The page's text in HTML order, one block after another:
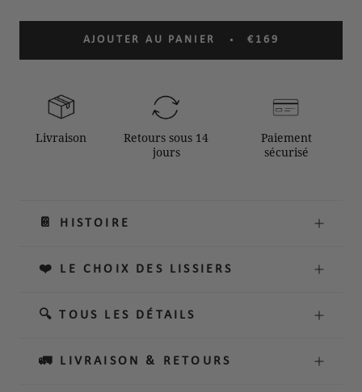
AJOUTER AU PANIER €169
Livraison
Retours sous 14
jours
Paiement
sécurisé
📔 HISTOIRE
❤️ LE CHOIX DES LISSIERS
🔍 TOUS LES DÉTAILS
🚛 LIVRAISON & RETOURS